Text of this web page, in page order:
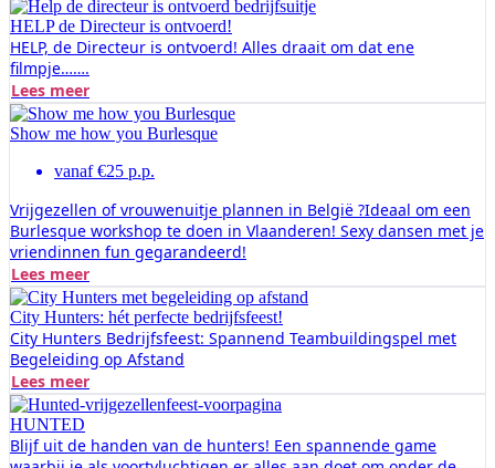
HELP de Directeur is ontvoerd!
HELP, de Directeur is ontvoerd! Alles draait om dat ene
filmpje…….
Lees meer
Show me how you Burlesque
vanaf €25 p.p.
Vrijgezellen of vrouwenuitje plannen in België ?Ideaal om een
Burlesque workshop te doen in Vlaanderen! Sexy dansen met je
vriendinnen fun gegarandeerd!
Lees meer
City Hunters: hét perfecte bedrijfsfeest!
City Hunters Bedrijfsfeest: Spannend Teambuildingspel met
Begeleiding op Afstand
Lees meer
HUNTED
Blijf uit de handen van de hunters! Een spannende game